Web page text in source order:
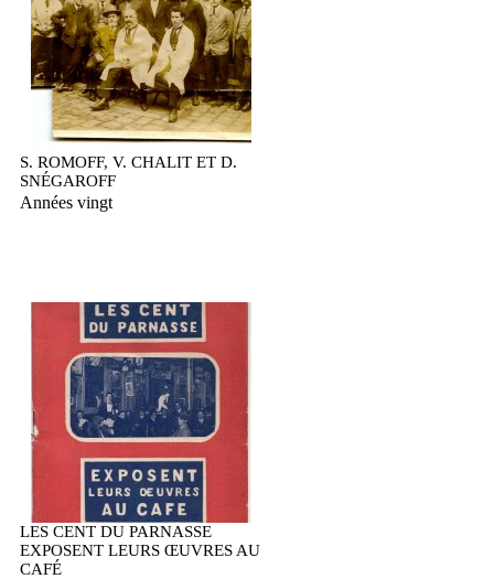
S. ROMOFF, V. CHALIT ET D.
SNÉGAROFF
Années vingt
LES CENT DU PARNASSE
EXPOSENT LEURS ŒUVRES AU
CAFÉ